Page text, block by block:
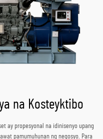
na Kosteyktibo
ay propesyonal na idinisenyo upang
pamumuhunan ng negosyo. Para